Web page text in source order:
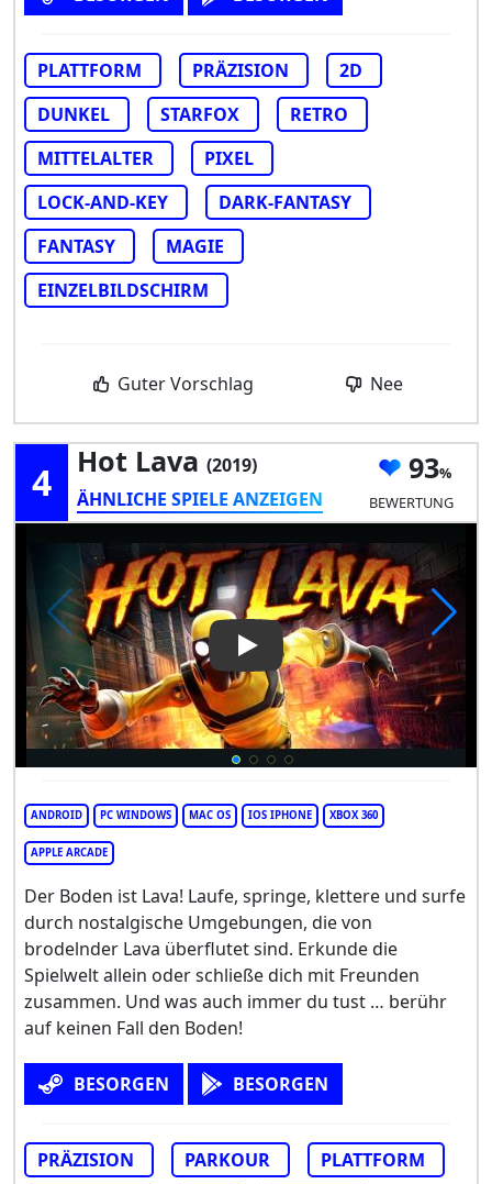
PLATTFORM PRÄZISION
2D
DUNKEL
STARFOX
RETRO
MITTELALTER
PIXEL
LOCK-AND-KEY
DARK-FANTASY
FANTASY
MAGIE
EINZELBILDSCHIRM
Guter Vorschlag Nee
4 Hot Lava (2019)
ÄHNLICHE SPIELE ANZEIGEN
93
BEWERTUNG
Play Video: Hot Lava
ANDROID PC WINDOWS MAC OS IOS IPHONE XBOX 360
APPLE ARCADE
Der Boden ist Lava! Laufe, springe, klettere und surfe
durch nostalgische Umgebungen, die von
brodelnder Lava überflutet sind. Erkunde die
Spielwelt allein oder schließe dich mit Freunden
zusammen. Und was auch immer du tust … berühr
auf keinen Fall den Boden!
BESORGEN BESORGEN
PRÄZISION PARKOUR
PLATTFORM